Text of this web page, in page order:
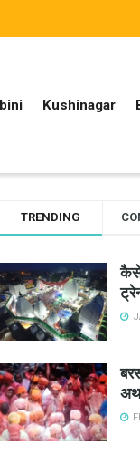
Kushinagar
TRENDING
कैसे